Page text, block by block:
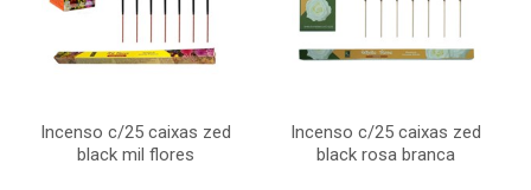
Incenso c/25 caixas zed
black mil flores
Incenso c/25 caixas zed
black rosa branca